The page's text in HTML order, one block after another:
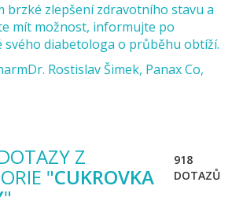
brzké zlepšení zdravotního stavu a
mít možnost, informujte po
svého diabetologa o průběhu obtíží.
Rostislav Šimek, Panax Co,
Z
"CUKROVKA
918
DOTAZŮ